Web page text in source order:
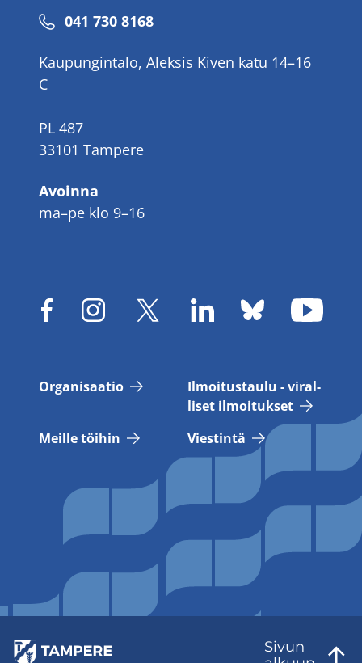
Puhelinnumero
041 730 8168
Kaupungintalo, Aleksis Kiven katu 14–16
C
PL 487
33101 Tampere
Avoinna
ma–pe klo 9–16
Or­ga­ni­saa­tio
Il­moi­tus­tau­lu - vi­ral­
li­set il­moi­tuk­set
Meil­le töi­hin
Vies­tin­tä
Sivun